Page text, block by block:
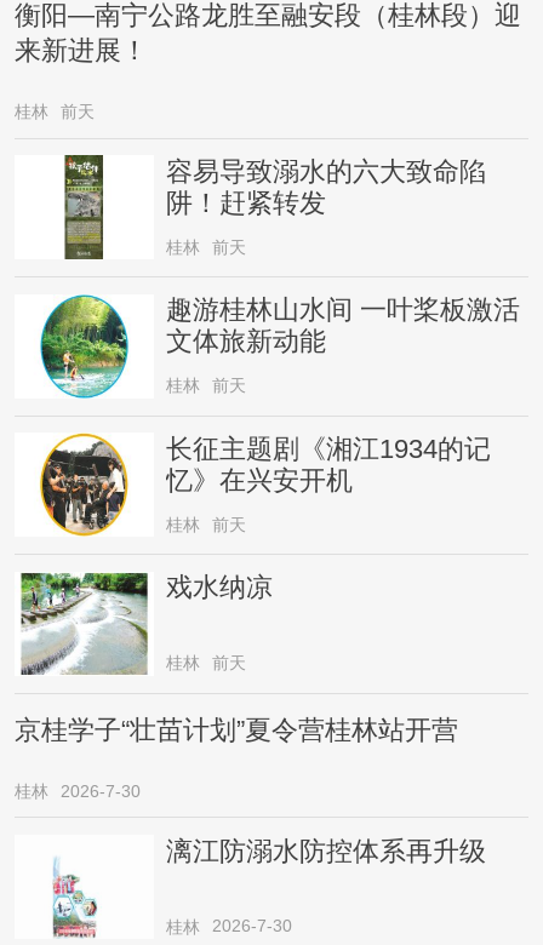
衡阳—南宁公路龙胜至融安段（桂林段）迎
来新进展！
桂林 前天
容易导致溺水的六大致命陷
阱！赶紧转发
桂林 前天
趣游桂林山水间 一叶桨板激活
文体旅新动能
桂林 前天
长征主题剧《湘江1934的记
忆》在兴安开机
桂林 前天
戏水纳凉
桂林 前天
京桂学子“壮苗计划”夏令营桂林站开营
桂林 2026-7-30
漓江防溺水防控体系再升级
桂林 2026-7-30